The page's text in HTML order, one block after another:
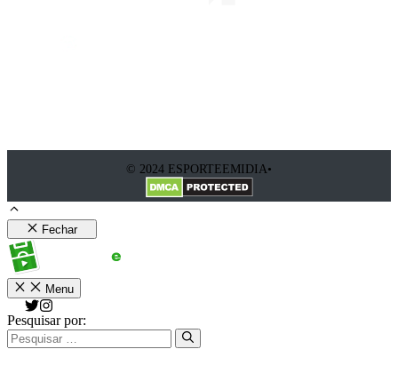
© 2024 ESPORTEEMIDIA•
Fechar
Menu
Pesquisar por: